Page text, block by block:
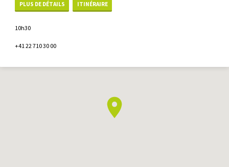
PLUS DE DÉTAILS ITINÉRAIRE
10h30
+41 22 710 30 00